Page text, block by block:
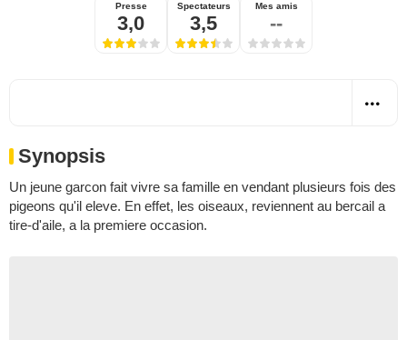
Presse
3,0
Spectateurs
3,5
Mes amis
--
Synopsis
Un jeune garcon fait vivre sa famille en vendant plusieurs fois des
pigeons qu'il eleve. En effet, les oiseaux, reviennent au bercail a
tire-d'aile, a la premiere occasion.